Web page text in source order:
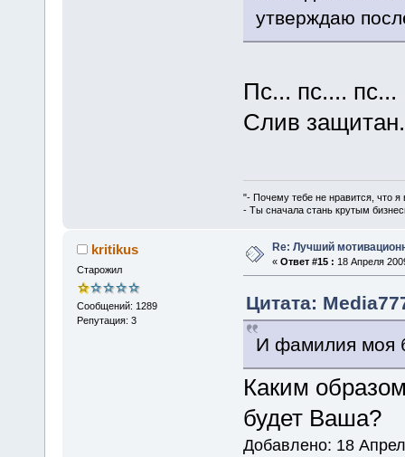
утверждаю
Пс... пс.... пс...
Слив
"- Почему тебе не нравится, что я
- Ты сначала стань крутым
kritikus
Старожил
Сообщений: 1289
Репутация: 3
Re: Лучший
« Ответ #15 : 18 Апреля
Цитата:
И фамилия моя
Каким
будет Ваша?
Добавлено: 18